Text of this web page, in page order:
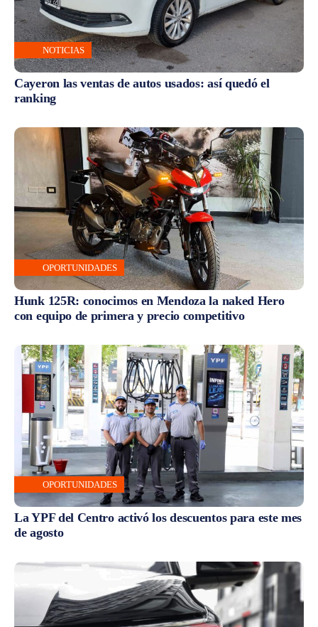
NOTICIAS
Cayeron las ventas de autos usados: así quedó el
ranking
OPORTUNIDADES
Hunk 125R: conocimos en Mendoza la naked Hero
con equipo de primera y precio competitivo
OPORTUNIDADES
La YPF del Centro activó los descuentos para este mes
de agosto